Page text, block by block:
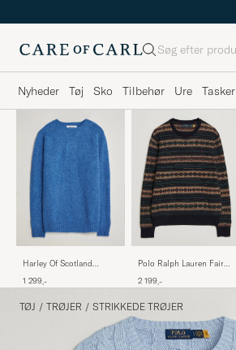
Søg
Nyheder Tøj Sko Tilbehør Ure Tasker
Harley Of Scotland
Lambswool Crewneck
1 299,-
Polo Ralph Lauren Fair
Combo
2 199,-
TØJ / TRØJER / STRIKKEDE TRØJER